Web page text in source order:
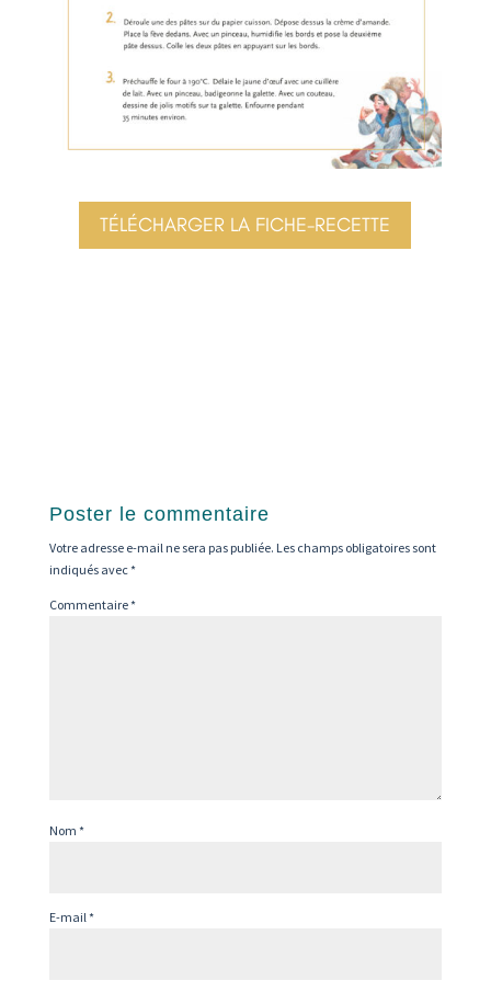
TÉLÉCHARGER LA FICHE-RECETTE
Poster le commentaire
Votre adresse e-mail ne sera pas publiée. Les champs obligatoires sont
indiqués avec*
Commentaire*
Nom *
E-mail *